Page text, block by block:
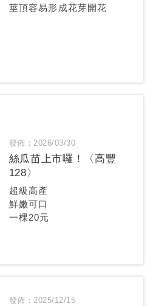
莖頂容易形成花芽開花
絲瓜苗上市囉！〈高豐
128〉
發佈：2026/03/30
超級高產
鮮嫩可口
一棵20元
發佈：2025/12/15